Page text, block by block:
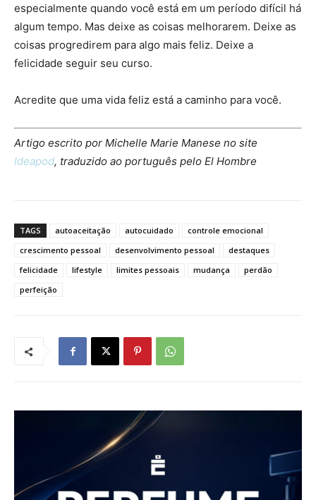
especialmente quando você está em um período difícil há
algum tempo. Mas deixe as coisas melhorarem. Deixe as
coisas progredirem para algo mais feliz. Deixe a
felicidade seguir seu curso.
Acredite que uma vida feliz está a caminho para você.
Artigo escrito por Michelle Marie Manese no site
Ideapod, traduzido ao português pelo El Hombre
TAGS autoaceitação autocuidado
controle emocional
crescimento pessoal
desenvolvimento pessoal
destaques
felicidade
lifestyle limites pessoais mudança
perdão
perfeição